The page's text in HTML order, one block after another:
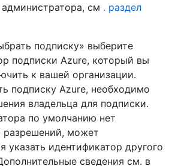
см . раздел
подписку» выберите
подписки Azure, который вы
к вашей организации.
подписку Azure, необходимо
владельца для подписки.
по умолчанию нет
разрешений, может
указать идентификатор другого
сведения см. в